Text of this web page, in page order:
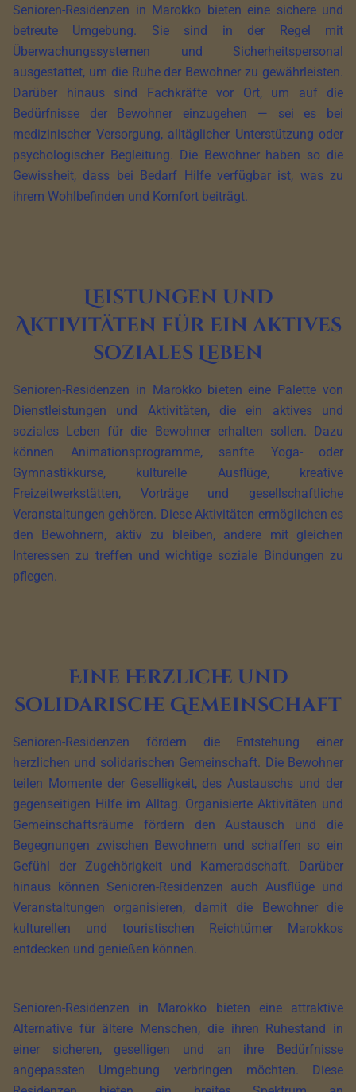
Senioren-Residenzen in Marokko bieten eine sichere und
betreute Umgebung. Sie sind in der Regel mit
Überwachungssystemen und Sicherheitspersonal
ausgestattet, um die Ruhe der Bewohner zu gewährleisten.
Darüber hinaus sind Fachkräfte vor Ort, um auf die
Bedürfnisse der Bewohner einzugehen — sei es bei
medizinischer Versorgung, alltäglicher Unterstützung oder
psychologischer Begleitung. Die Bewohner haben so die
Gewissheit, dass bei Bedarf Hilfe verfügbar ist, was zu
ihrem Wohlbefinden und Komfort beiträgt.
Leistungen und
Aktivitäten für ein aktives
soziales Leben
Senioren-Residenzen in Marokko bieten eine Palette von
Dienstleistungen und Aktivitäten, die ein aktives und
soziales Leben für die Bewohner erhalten sollen. Dazu
können Animationsprogramme, sanfte Yoga- oder
Gymnastikkurse, kulturelle Ausflüge, kreative
Freizeitwerkstätten, Vorträge und gesellschaftliche
Veranstaltungen gehören. Diese Aktivitäten ermöglichen es
den Bewohnern, aktiv zu bleiben, andere mit gleichen
Interessen zu treffen und wichtige soziale Bindungen zu
pflegen.
Eine herzliche und
solidarische Gemeinschaft
Senioren-Residenzen fördern die Entstehung einer
herzlichen und solidarischen Gemeinschaft. Die Bewohner
teilen Momente der Geselligkeit, des Austauschs und der
gegenseitigen Hilfe im Alltag. Organisierte Aktivitäten und
Gemeinschaftsräume fördern den Austausch und die
Begegnungen zwischen Bewohnern und schaffen so ein
Gefühl der Zugehörigkeit und Kameradschaft. Darüber
hinaus können Senioren-Residenzen auch Ausflüge und
Veranstaltungen organisieren, damit die Bewohner die
kulturellen und touristischen Reichtümer Marokkos
entdecken und genießen können.
Senioren-Residenzen in Marokko bieten eine attraktive
Alternative für ältere Menschen, die ihren Ruhestand in
einer sicheren, geselligen und an ihre Bedürfnisse
angepassten Umgebung verbringen möchten. Diese